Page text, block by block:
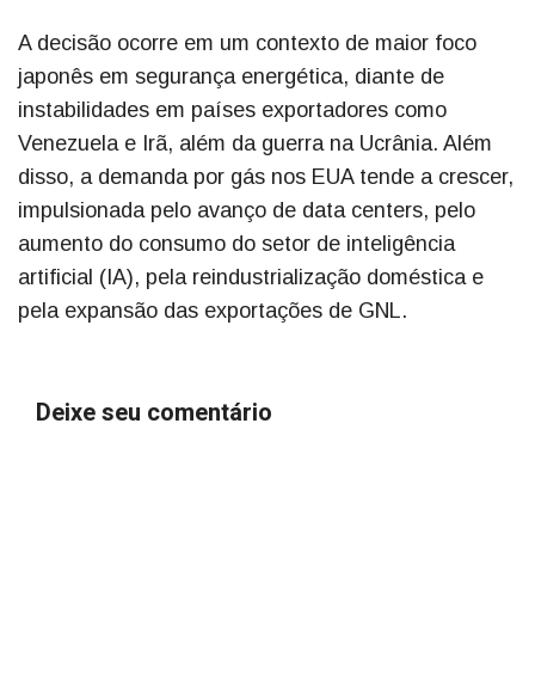
A decisão ocorre em um contexto de maior foco
japonês em segurança energética, diante de
instabilidades em países exportadores como
Venezuela e Irã, além da guerra na Ucrânia. Além
disso, a demanda por gás nos EUA tende a crescer,
impulsionada pelo avanço de data centers, pelo
aumento do consumo do setor de inteligência
artificial (IA), pela reindustrialização doméstica e
pela expansão das exportações de GNL.
Deixe seu comentário